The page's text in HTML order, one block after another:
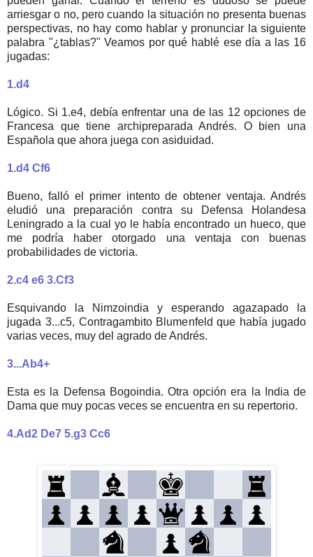
arriesgar o no, pero cuando la situación no presenta buenas
perspectivas, no hay como hablar y pronunciar la siguiente
palabra "¿tablas?" Veamos por qué hablé ese día a las 16
jugadas:
1.d4
Lógico. Si 1.e4, debía enfrentar una de las 12 opciones de
Francesa que tiene archipreparada Andrés. O bien una
Española que ahora juega con asiduidad.
1.d4 Cf6
Bueno, falló el primer intento de obtener ventaja. Andrés
eludió una preparación contra su Defensa Holandesa
Leningrado a la cual yo le había encontrado un hueco, que
me podría haber otorgado una ventaja con buenas
probabilidades de victoria.
2.c4 e6 3.Cf3
Esquivando la Nimzoindia y esperando agazapado la
jugada 3...c5, Contragambito Blumenfeld que había jugado
varias veces, muy del agrado de Andrés.
3...Ab4+
Esta es la Defensa Bogoindia. Otra opción era la India de
Dama que muy pocas veces se encuentra en su repertorio.
4.Ad2 De7 5.g3 Cc6